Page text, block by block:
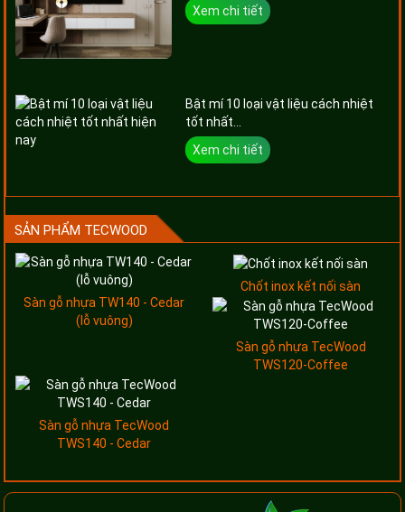
Xem chi tiết
Bật mí 10 loại vật liệu cách nhiệt
tốt nhất...
Xem chi tiết
SẢN PHẨM TECWOOD
Sàn gỗ nhựa TW140 - Cedar
(lỗ vuông)
Chốt inox kết nối sàn
Sàn gỗ nhựa TecWood
TWS120-Coffee
Sàn gỗ nhựa TecWood
TWS140 - Cedar